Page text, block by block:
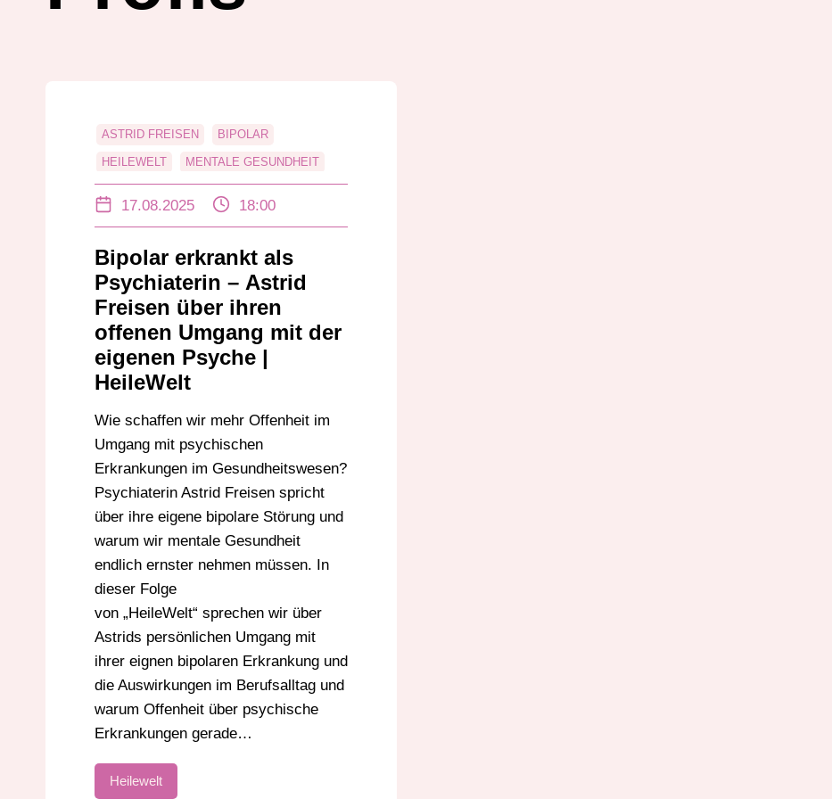
ASTRID FREISEN BIPOLAR
HEILEWELT
MENTALE GESUNDHEIT
NETZWERK SELBSTBETROFFENE
PROFIS17.08.2025 18:00
Bipolar erkrankt als
Psychiaterin – Astrid
Freisen über ihren
offenen Umgang mit der
eigenen Psyche |
HeileWelt
Wie schaffen wir mehr Offenheit im
Umgang mit psychischen
Erkrankungen im Gesundheitswesen?
Psychiaterin Astrid Freisen spricht
über ihre eigene bipolare Störung und
warum wir mentale Gesundheit
endlich ernster nehmen müssen. In
dieser Folge
von „HeileWelt“ sprechen wir über
Astrids persönlichen Umgang mit
ihrer eignen bipolaren Erkrankung und
die Auswirkungen im Berufsalltag und
warum Offenheit über psychische
Erkrankungen gerade…
Heilewelt